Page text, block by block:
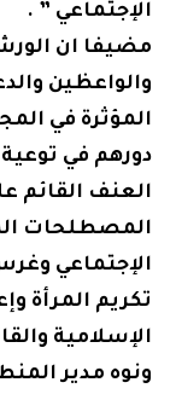
الإجتماعي ” .
مضيفا ان
والواعظين
المؤثرة في
دورهم في
العنف القائم
المصطلحات
الإجتماعي
تكريم المرأة
الإسلامية
ونوه مدير